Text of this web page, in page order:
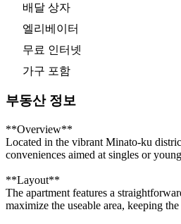
배달 상자
엘리베이터
무료 인터넷
가구 포함
부동산 정보
**Overview**
Located in the vibrant Minato-ku
conveniences aimed at singles or
**Layout**
The apartment features a
maximize the useable area, keeping